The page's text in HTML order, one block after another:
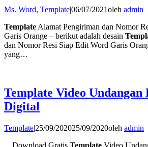
Ms. Word, Template|06/07/2021oleh admin
Template Alamat Pengiriman dan Nomor
Garis Orange – berikut adalah desain
dan Nomor Resi Siap Edit Word Garis
yang…
Template Video Undangan
Digital
Template|25/09/202025/09/2020oleh admin